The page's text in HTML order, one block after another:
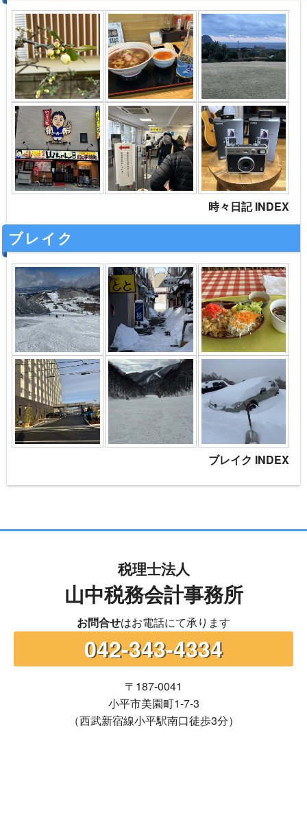
時々日記 INDEX
ブレイク
ブレイク INDEX
税理士法人
山中税務会計事務所
お問合せはお電話にて承ります
042-343-4334
〒187-0041
小平市美園町1-7-3
（西武新宿線小平駅南口徒歩3分）